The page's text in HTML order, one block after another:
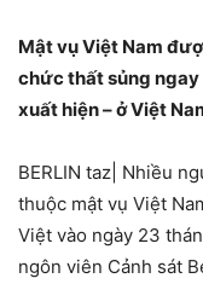
Mật vụ Việt Nam
chức thất sủng ngay
xuất hiện – ở Việt
BERLIN taz| Nhiều
thuộc mật vụ Việt
Việt vào ngày 23
ngôn viên Cảnh sát